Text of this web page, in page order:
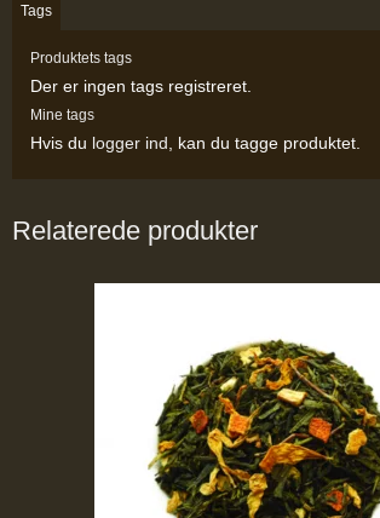
Tags
Produktets tags
Der er ingen tags registreret.
Mine tags
Hvis du logger ind , kan du tagge produktet.
Relaterede produkter